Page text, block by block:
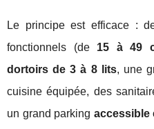
Le principe est efficace :
fonctionnels (de 15 à 49
dortoirs de 3 à 8 lits, une
cuisine équipée, des
un grand parking accessible